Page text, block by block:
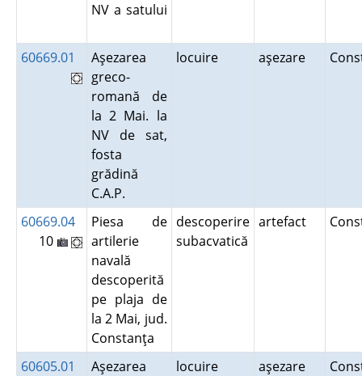
NV a satului
60669.01
Aşezarea
greco-
romană de
la 2 Mai. la
NV de sat,
fosta
grădină
C.A.P.
locuire aşezare
60669.04
10
Piesa de
artilerie
navală
descoperită
pe plaja de
la 2 Mai, jud.
Constanţa
descoperire
subacvatică
artefact
60605.01
Aşezarea
locuire aşezare